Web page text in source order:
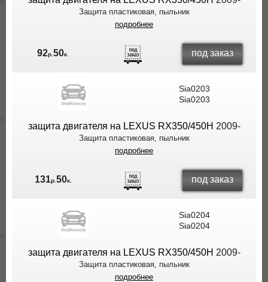
Защита пластиковая, пыльник
подробнее
92р.50к. под заказ
Sia0203
Sia0203
защита двигателя на LEXUS RX350/450H 2009-
Защита пластиковая, пыльник
подробнее
131р. 50к. под заказ
Sia0204
Sia0204
защита двигателя на LEXUS RX350/450H 2009-
Защита пластиковая, пыльник
подробнее